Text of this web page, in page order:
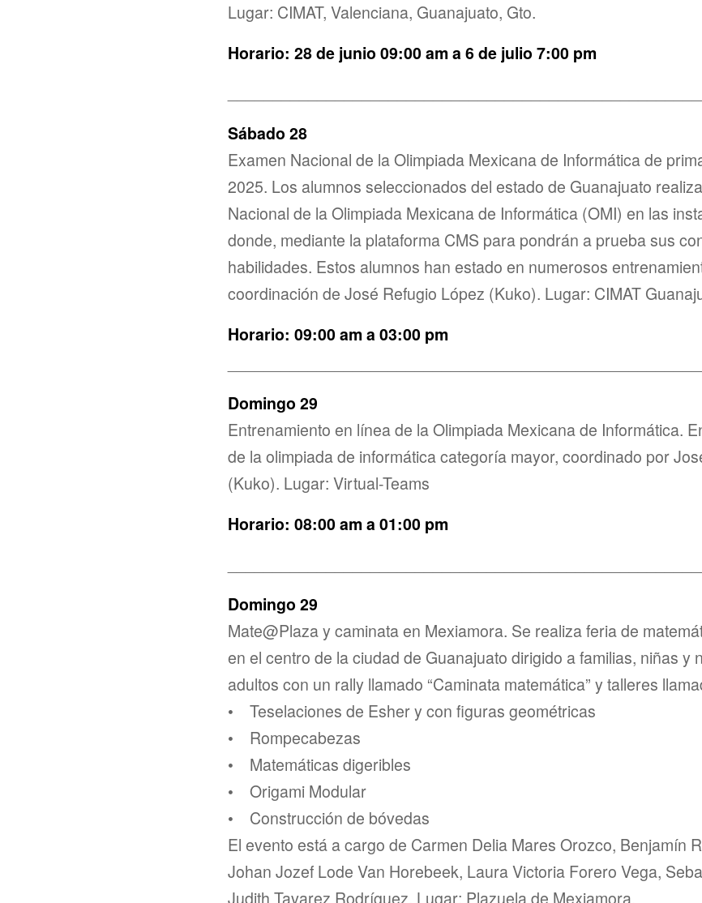
Lugar: CIMAT, Valenciana, Guanajuato, Gto.
Horario: 28 de junio 09:00 am a 6 de julio 7:00 pm
Sábado 28
Examen Nacional de la Olimpiada Mexicana de Informática de
2025. Los alumnos seleccionados del estado de Guanajuato
Nacional de la Olimpiada Mexicana de Informática (OMI) en las
donde, mediante la plataforma CMS para pondrán a prueba sus
habilidades. Estos alumnos han estado en numerosos
coordinación de José Refugio López (Kuko). Lugar: CIMAT
Horario: 09:00 am a 03:00 pm
Domingo 29
Entrenamiento en línea de la Olimpiada Mexicana de Informática.
de la olimpiada de informática categoría mayor, coordinado por
(Kuko). Lugar: Virtual-Teams
Horario: 08:00 am a 01:00 pm
Domingo 29
Mate@Plaza y caminata en Mexiamora. Se realiza feria de
en el centro de la ciudad de Guanajuato dirigido a familias, niñas y
adultos con un rally llamado “Caminata matemática” y talleres
• Teselaciones de Esher y con figuras geométricas
• Rompecabezas
• Matemáticas digeribles
• Origami Modular
• Construcción de bóvedas
El evento está a cargo de Carmen Delia Mares Orozco, Benjamín
Johan Jozef Lode Van Horebeek, Laura Victoria Forero Vega,
Judith Tavarez Rodríguez. Lugar: Plazuela de Mexiamora.